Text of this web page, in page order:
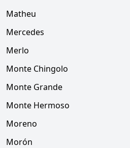
Matheu
Mercedes
Merlo
Monte Chingolo
Monte Grande
Monte Hermoso
Moreno
Morón